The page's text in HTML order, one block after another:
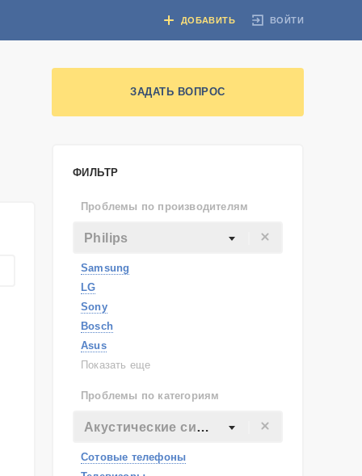
ВОЙТИ
ДОБАВИТЬ
ЗАДАТЬ ВОПРОС
ФИЛЬТР
Проблемы по производителям
Philips
Samsung
LG
Sony
Bosch
Asus
Lenovo
Apple
Indesit
Показать еще
Проблемы по категориям
Акустические системы
Сотовые телефоны